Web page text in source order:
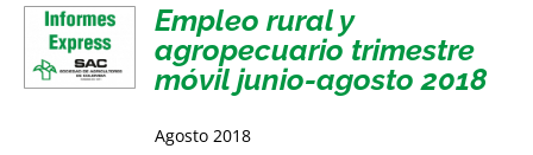
Empleo rural y
agropecuario trimestre
móvil junio-agosto 2018
Agosto 2018